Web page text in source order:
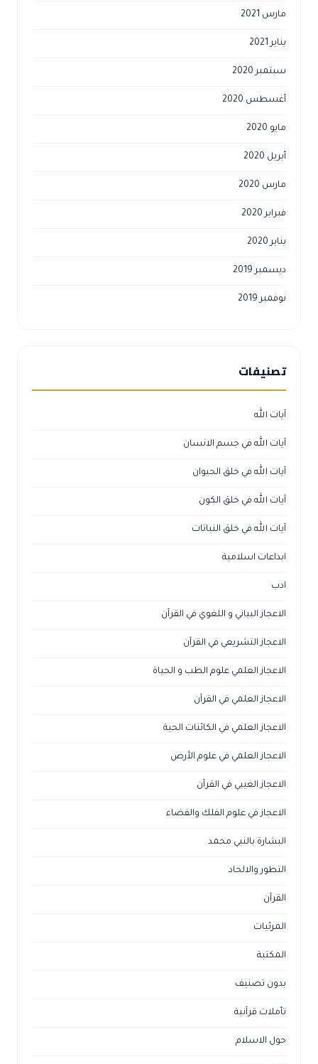
مارس 2021
يناير 2021
سبتمبر 2020
أغسطس 2020
مايو 2020
أبريل 2020
مارس 2020
فبراير 2020
يناير 2020
ديسمبر 2019
نوفمبر 2019
تصنيفات
آيات الله
آيات الله في جسم الانسان
آيات الله في خلق الحيوان
آيات الله في خلق الكون
آيات الله في خلق النباتات
ابداعات اسلامية
ادب
الاعجاز البياني و اللغوي في القرآن
الاعجاز التشريعي في القرآن
الاعجاز العلمي علوم الطب و الحياة
الاعجاز العلمي في القرآن
الاعجاز العلمي في الكائنات الحية
الاعجاز العلمي في علوم الأرض
الاعجاز الغيبي في القرآن
الاعجاز في علوم الفلك والفضاء
البشارة بالنبي محمد
التطور والالحاد
القرآن
المرئيات
المكتبة
بدون تصنيف
تأملات قرآنية
حول الاسلام